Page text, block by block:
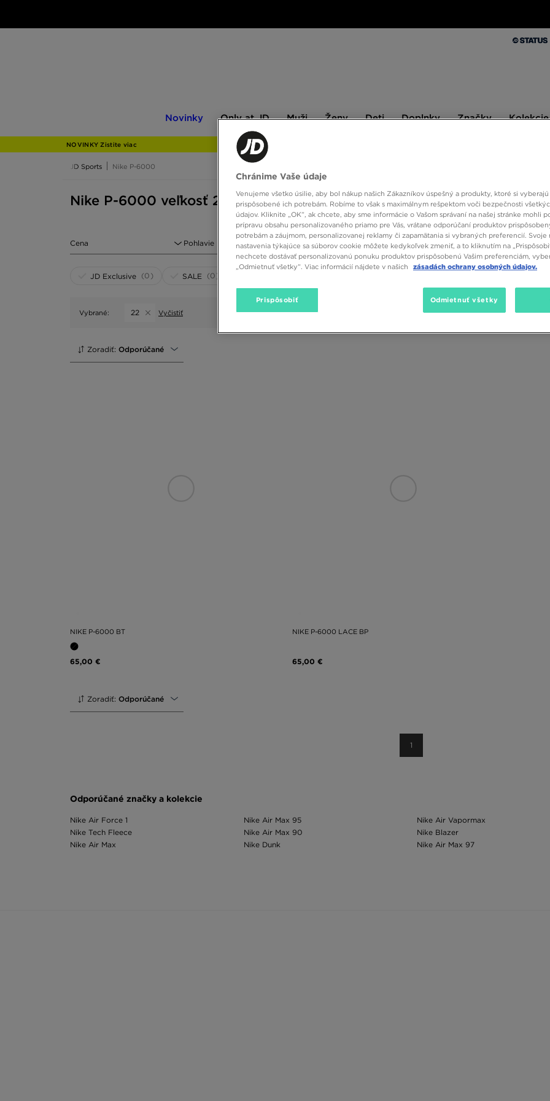
Novinky
JD
Only at JD Muži Ženy Deti Doplnky Značky Kolekcie
NOVINKY Zistite viac
JD Sports Nike P-6000
Nike P-6000 veľkosť 22
Cena Pohlavie Veľkosť 1 Farba Druh
JD Exclusive (0) SALE (0)
Vybrané: 22 Vyčistiť
Zoradiť: Odporúčané
NIKE P-6000 BT
65,00 €
NIKE P-6000 LACE BP
65,00 €
Zoradiť: Odporúčané
1
Odporúčané značky a kolekcie
Nike Air Force 1
Nike Tech Fleece
Nike Air Max
Nike Air Max 95
Nike Air Max 90
Nike Dunk
Nike Air Vapormax
Nike Blazer
Nike Air Max 97
Chránime Vaše údaje
Venujeme všetko úsilie, aby bol nákup našich Zákazníkov úspešný a produkty, ktoré si vyberajú
prispôsobené ich potrebám. Robíme to však s maximálnym rešpektom voči bezpečnosti
údajov. Kliknite „OK”, ak chcete, aby sme informácie o Vašom správaní na našej stránke mohli
prípravu obsahu personalizovaného priamo pre Vás, vrátane odporúčaní produktov
potrebám a záujmom, personalizovanej reklamy či zapamätania si vybraných preferencií. Svoje
nastavenia týkajúce sa súborov cookie môžete kedykoľvek zmeniť, a to kliknutím na
nechcete dostávať personalizovanú ponuku produktov prispôsobenú Vašim preferenciám,
„Odmietnuť všetky”. Viac informácií nájdete v našich
zásadách ochrany osobných údajov.
Prispôsobiť Odmietnuť všetky